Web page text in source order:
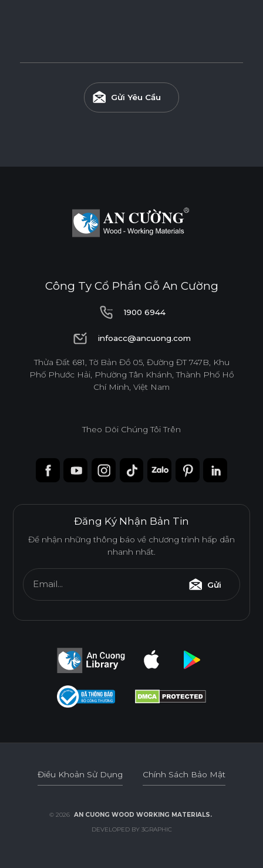
Gửi Yêu Cầu
Công Ty Cổ Phần Gỗ An Cường
1900 6944
1900 6944
infoacc@ancuong.com
infoacc@ancuong.com
Thửa Đất 681, Tờ Bản Đồ 05, Đường ĐT 747B, Khu
Phố Phước Hải, Phường Tân Khánh, Thành Phố Hồ
Chí Minh, Việt Nam
Theo Dõi Chúng Tôi Trên
Đăng Ký Nhận Bản Tin
Để nhận những thông báo về chương trình hấp dẫn
nhanh nhất.
Email... Gửi
Điều Khoản Sử Dụng Chính Sách Bảo Mật
© 2026 AN CUONG WOOD WORKING MATERIALS.
DEVELOPED BY 3GRAPHIC